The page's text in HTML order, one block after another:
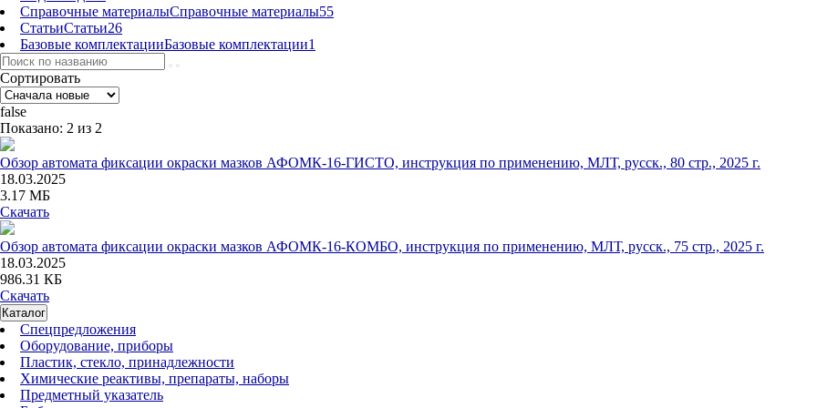
Справочные материалыСправочные материалы55
СтатьиСтатьи26
Базовые комплектацииБазовые комплектации1
Сортировать
false
Показано: 2 из 2
Обзор автомата фиксации окраски мазков АФОМК-16-ГИСТО, инструкция по применению, МЛТ, русск., 80 стр., 2025 г.
18.03.2025
3.17 МБ
Скачать
Обзор автомата фиксации окраски мазков АФОМК-16-КОМБО, инструкция по применению, МЛТ, русск., 75 стр., 2025 г.
18.03.2025
986.31 КБ
Скачать
Каталог
Спецпредложения
Оборудование, приборы
Пластик, стекло, принадлежности
Химические реактивы, препараты, наборы
Предметный указатель